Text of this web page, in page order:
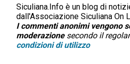
P
o
s
t
a
Siculiana.Info è un blog di
dall'Associazione Siculiana On
I commenti anonimi vengono
moderazionesecondo il
condizioni di utilizzo